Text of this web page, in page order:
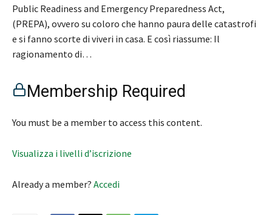
Public Readiness and Emergency Preparedness Act,
(PREPA), ovvero su coloro che hanno paura delle catastrofi
e si fanno scorte di viveri in casa. E così riassume: Il
ragionamento di…
Membership Required
You must be a member to access this content.
Visualizza i livelli d’iscrizione
Already a member? Accedi